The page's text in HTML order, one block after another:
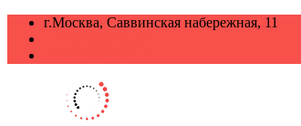
г.Москва, Саввинская набережная, 11